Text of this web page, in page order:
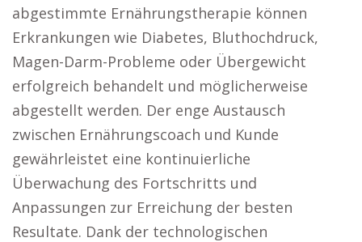
abgestimmte Ernährungstherapie können
Erkrankungen wie Diabetes, Bluthochdruck,
Magen-Darm-Probleme oder Übergewicht
erfolgreich behandelt und möglicherweise
abgestellt werden. Der enge Austausch
zwischen Ernährungscoach und Kunde
gewährleistet eine kontinuierliche
Überwachung des Fortschritts und
Anpassungen zur Erreichung der besten
Resultate. Dank der technologischen